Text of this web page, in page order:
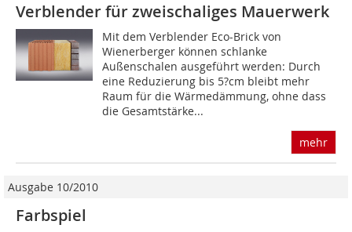
Verblender für zweischaliges Mauerwerk
Mit dem Verblender Eco-Brick von
Wienerberger können schlanke
Außenschalen ausgeführt werden: Durch
eine Reduzierung bis 5?cm bleibt mehr
Raum für die Wärmedämmung, ohne dass
die Gesamtstärke...
mehr
Ausgabe 10/2010
Farbspiel